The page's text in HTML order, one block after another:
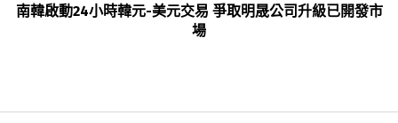
南韓啟動24小時韓元-美元交易 爭取明晟公司升級已開發市
場